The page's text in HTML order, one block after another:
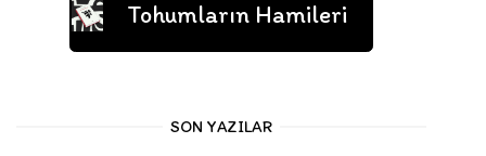
Tohumların Hamileri
SON YAZILAR